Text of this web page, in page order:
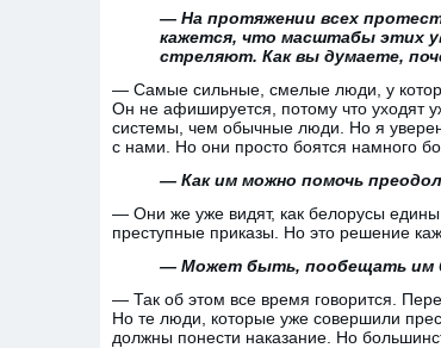
— На протяжении всех
кажется, что масштабы этих
стреляют. Как вы думаете,
— Самые сильные, смелые люди, у
Он не афишируется, потому что
системы, чем обычные люди. Но я
с нами. Но они просто боятся намного
— Как им можно помочь
— Они же уже видят, как белорусы
преступные приказы. Но это решение
— Может быть, пообещать им
— Так об этом все время говорится.
Но те люди, которые уже совершили
должны понести наказание. Но